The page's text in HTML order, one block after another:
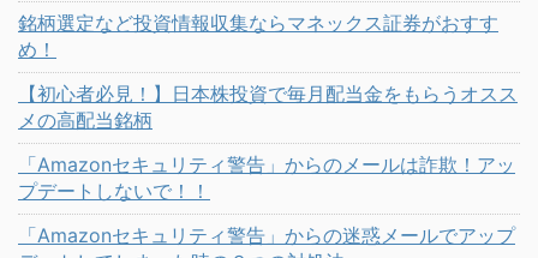
銘柄選定など投資情報収集ならマネックス証券がおすす
め！
【初心者必見！】日本株投資で毎月配当金をもらうオスス
メの高配当銘柄
「Amazonセキュリティ警告」からのメールは詐欺！アッ
プデートしないで！！
「Amazonセキュリティ警告」からの迷惑メールでアップ